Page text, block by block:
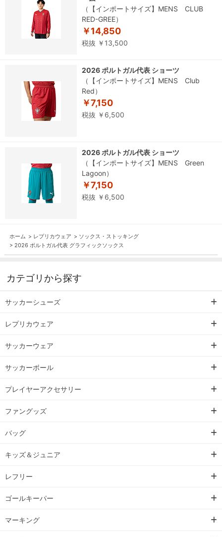
（【インポートサイズ】MENS CLUB
RED-GREE）
￥14,850
税抜 ￥13,500
2026 ポルトガル代表 ショーツ
（【インポートサイズ】MENS Club
Red）
￥7,150
税抜 ￥6,500
2026 ポルトガル代表 ショーツ
（【インポートサイズ】MENS Green
Lagoon）
￥7,150
税抜 ￥6,500
ホーム > レプリカウェア > ソックス・ストッキング
> 2026 ポルトガル代表 グラフィックソックス
カテゴリから探す
サッカーシューズ
レプリカウェア
サッカーウェア
サッカーボール
プレイヤーアクセサリー
ファングッズ
バッグ
キッズ＆ジュニア
レフリー
ゴールキーパー
マーキング